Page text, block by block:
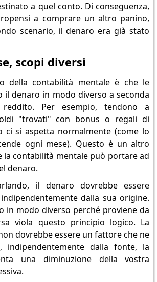
a quel conto. Di conseguenza,
a comprare un altro panino,
scenario, il denaro era già stato
scopi diversi
della contabilità mentale è che le
il denaro in modo diverso a seconda
Per esempio, tendono a
"trovati" con bonus o regali di
ci si aspetta normalmente (come lo
ogni mese). Questo è un altro
la contabilità mentale può portare ad
denaro.
il denaro dovrebbe essere
dalla sua origine.
in modo diverso perché proviene da
viola questo principio logico. La
dovrebbe essere un fattore che ne
indipendentemente dalla fonte, la
una diminuzione della vostra